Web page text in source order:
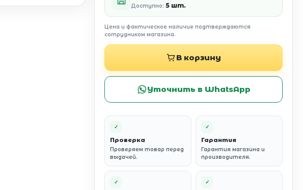
Доступно: 5 шт.
Цена и фактическое наличие подтверждаются
сотрудником магазина.
В корзину
Уточнить в WhatsApp
✓
Проверка
Проверяем товар перед
выдачей.
✓
Гарантия
Гарантия магазина и
производителя.
✓ ✓